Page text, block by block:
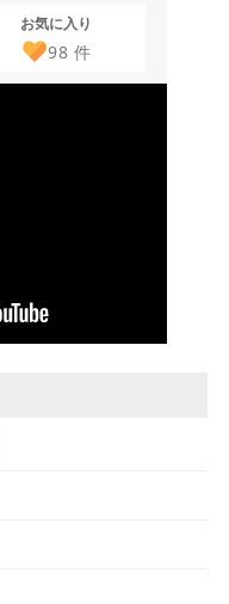
お気に入り
98 件